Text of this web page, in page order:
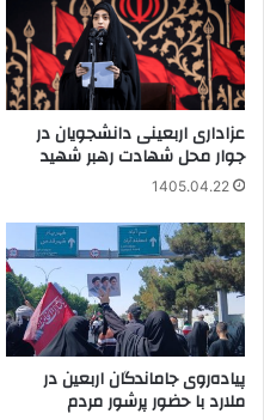
عزاداری اربعینی دانشجویان در
جوار محل شهادت رهبر شهید
1405.04.22
پیاده‌روی جاماندگان اربعین در
ملارد با حضور پرشور مردم